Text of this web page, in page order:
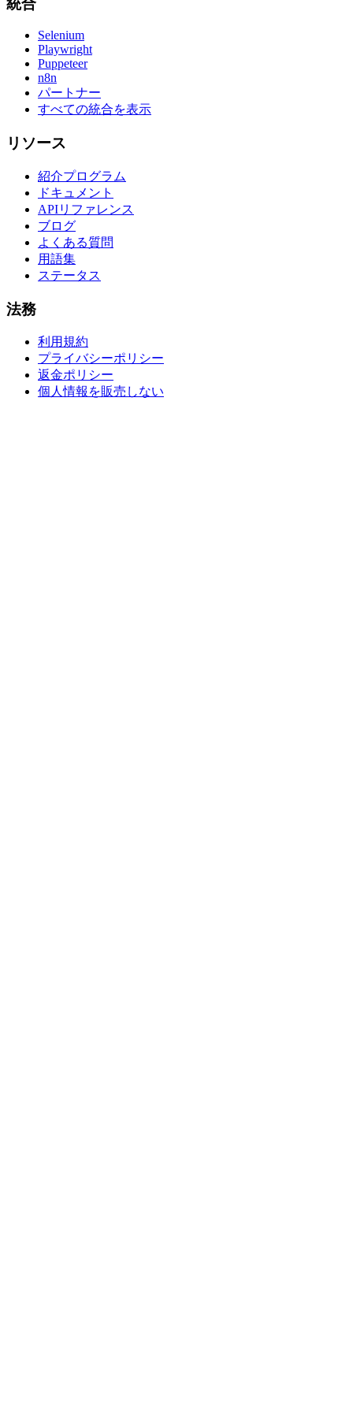
統合
Selenium
Playwright
Puppeteer
n8n
パートナー
すべての統合を表示
リソース
紹介プログラム
ドキュメント
APIリファレンス
ブログ
よくある質問
用語集
ステータス
法務
利用規約
プライバシーポリシー
返金ポリシー
個人情報を販売しない